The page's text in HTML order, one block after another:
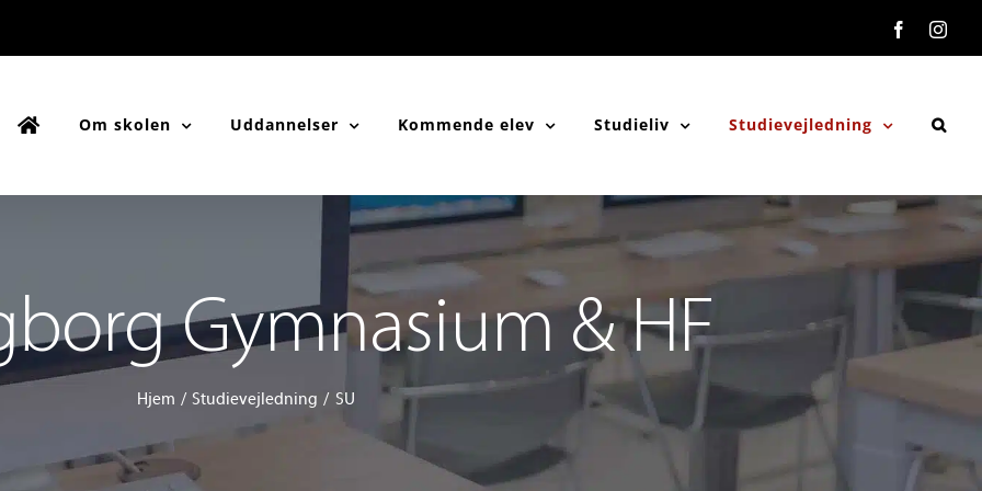
Facebook
Om skolen Uddannelser Kommende elev Studieliv Studievejledning
Gymnasium & HF
Hjem Studievejledning SU